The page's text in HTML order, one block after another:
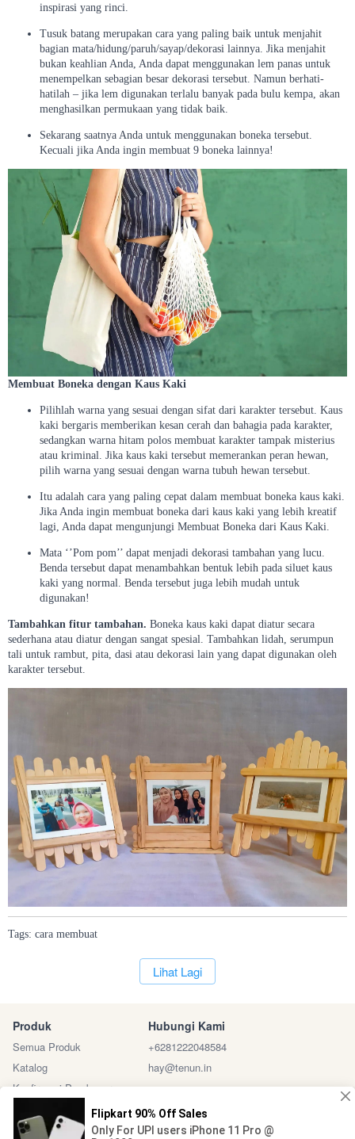
inspirasi yang rinci.
Tusuk batang merupakan cara yang paling baik untuk menjahit
bagian mata/hidung/paruh/sayap/dekorasi lainnya. Jika menjahit
bukan keahlian Anda, Anda dapat menggunakan lem panas untuk
menempelkan sebagian besar dekorasi tersebut. Namun berhati-
hatilah – jika lem digunakan terlalu banyak pada bulu kempa, akan
menghasilkan permukaan yang tidak baik.
Sekarang saatnya Anda untuk menggunakan boneka tersebut.
Kecuali jika Anda ingin membuat 9 boneka lainnya!
Membuat Boneka dengan Kaus Kaki
Pilihlah warna yang sesuai dengan sifat dari karakter tersebut. Kaus
kaki bergaris memberikan kesan cerah dan bahagia pada karakter,
sedangkan warna hitam polos membuat karakter tampak misterius
atau kriminal. Jika kaus kaki tersebut memerankan peran hewan,
pilih warna yang sesuai dengan warna tubuh hewan tersebut.
Itu adalah cara yang paling cepat dalam membuat boneka kaus kaki.
Jika Anda ingin membuat boneka dari kaus kaki yang lebih kreatif
lagi, Anda dapat mengunjungi Membuat Boneka dari Kaus Kaki.
Mata ‘’Pom pom’’ dapat menjadi dekorasi tambahan yang lucu.
Benda tersebut dapat menambahkan bentuk lebih pada siluet kaus
kaki yang normal. Benda tersebut juga lebih mudah untuk
digunakan!
Tambahkan fitur tambahan. Boneka kaus kaki dapat diatur secara
sederhana atau diatur dengan sangat spesial. Tambahkan lidah, serumpun
tali untuk rambut, pita, dasi atau dekorasi lain yang dapat digunakan oleh
karakter tersebut.
Tags: cara membuat
`Lihat Lagi
Produk
Semua Produk
Katalog
Konfirmasi Pembayaran
Hubungi Kami
+6281222048584
hay@tenun.in
Sosial Media Marketplace